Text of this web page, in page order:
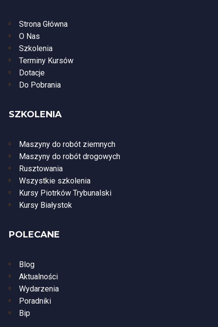
Strona Główna
O Nas
Szkolenia
Terminy Kursów
Dotacje
Do Pobrania
SZKOLENIA
Maszyny do robót ziemnych
Maszyny do robót drogowych
Rusztowania
Wszystkie szkolenia
Kursy Piotrków Trybunalski
Kursy Białystok
POLECANE
Blog
Aktualności
Wydarzenia
Poradniki
Bip